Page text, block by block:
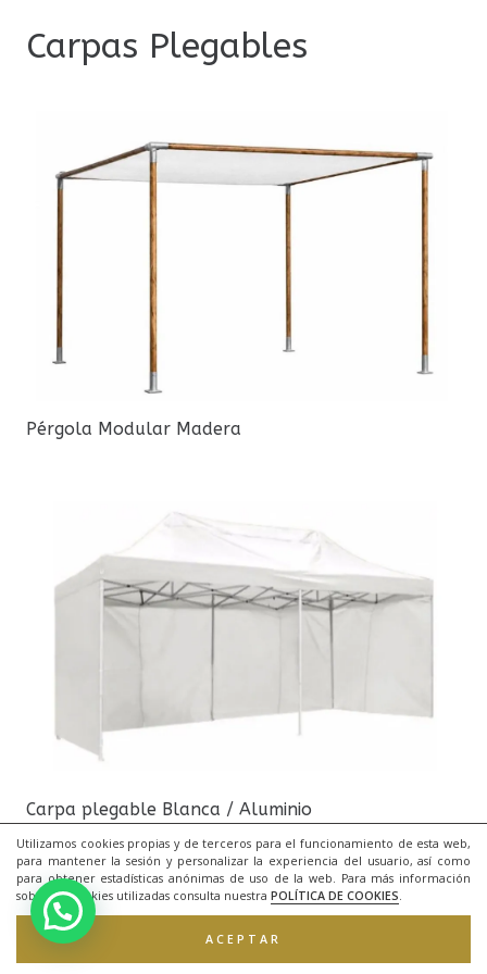
Utilizamos cookies propias y de terceros para el funcionamiento de esta web,
para mantener la sesión y personalizar la experiencia del usuario, así como
para obtener estadísticas anónimas de uso de la web. Para más información
sobre las cookies utilizadas consulta nuestra POLÍTICA DE COOKIES.
ACEPTAR
Carpas Plegables
Pérgola Modular Madera
Carpa plegable Blanca / Aluminio